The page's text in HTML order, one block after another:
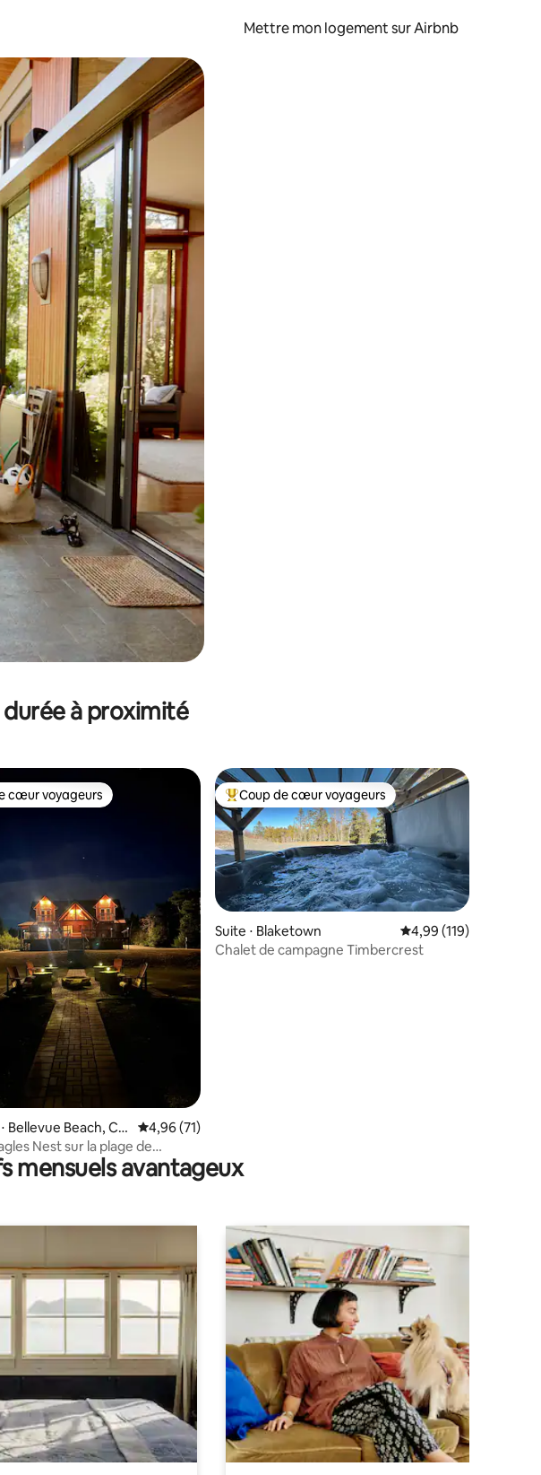
Mettre mon logement sur Airbnb
en appuyant et en faisant glisser.
à proximité
la base de 95 commentaires : 4,94 sur 5
cœur voyageurs
cœur voyageurs
Bellevue Beach, Ca
Évaluation moyenne sur la base de 71 commentaires : 4,96 sur 5
4,96 (71)
Nest sur la plage de
Coups de cœur voyageurs les plus appréciés
Coup de cœur voyageurs
Suite ⋅ Blaketown Évaluation moyenne
4,99 (119)
Chalet de campagne Timbercrest
mensuels avantageux